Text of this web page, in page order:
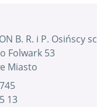
B. R. i P. Osińscy sc
Folwark 53
Miasto
13